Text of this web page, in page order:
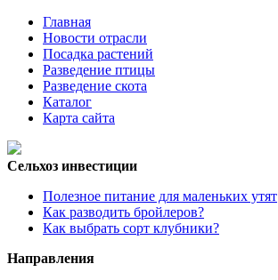
Главная
Новости отрасли
Посадка растений
Разведение птицы
Разведение скота
Каталог
Карта сайта
Сельхоз инвестиции
Полезное питание для маленьких утят
Как разводить бройлеров?
Как выбрать сорт клубники?
Направления